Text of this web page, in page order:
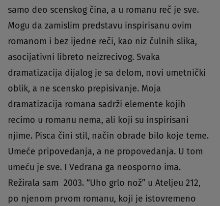
samo deo scenskog čina, a u romanu reč je sve.
Mogu da zamislim predstavu inspirisanu ovim
romanom i bez ijedne reči, kao niz čulnih slika,
asocijativni libreto neizrecivog. Svaka
dramatizacija dijalog je sa delom, novi umetnički
oblik, a ne scensko prepisivanje. Moja
dramatizacija romana sadrži elemente kojih
recimo u romanu nema, ali koji su inspirisani
njime. Pisca čini stil, način obrade bilo koje teme.
Umeće pripovedanja, a ne propovedanja. U tom
umeću je sve. I Vedrana ga neosporno ima.
Režirala sam 2003. “Uho grlo nož” u Ateljeu 212,
po njenom prvom romanu, koji je istovremeno